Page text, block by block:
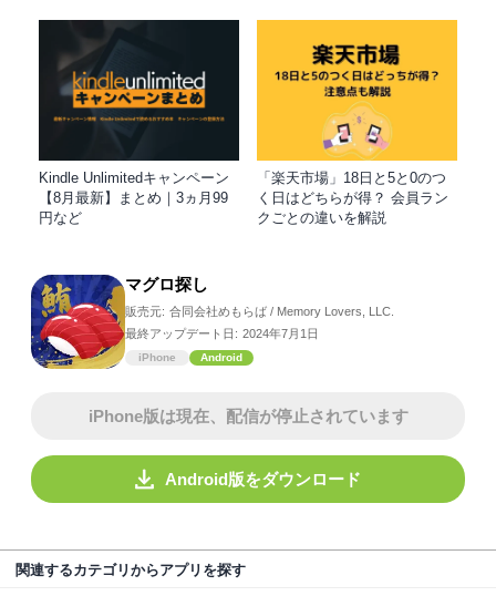
Kindle Unlimitedキャンペーン
【8月最新】まとめ｜3ヵ月99
円など
「楽天市場」18日と5と0のつ
く日はどちらが得？ 会員ラン
クごとの違いを解説
マグロ探し
販売元: 合同会社めもらば / Memory Lovers, LLC.
最終アップデート日: 2024年7月1日
iPhone Android
iPhone版は現在、配信が停止されています
Android版をダウンロード
関連するカテゴリからアプリを探す